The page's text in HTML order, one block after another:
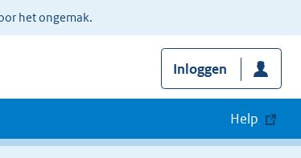
het ongemak.
Inloggen
Help